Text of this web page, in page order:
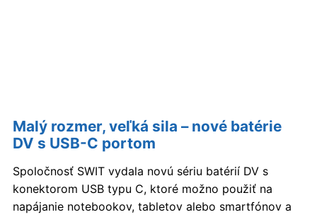
Malý rozmer, veľká sila – nové batérie
DV s USB-C portom
Spoločnosť SWIT vydala novú sériu batérií DV s
konektorom USB typu C, ktoré možno použiť na
napájanie notebookov, tabletov alebo smartfónov a